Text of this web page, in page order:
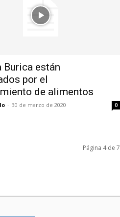
Burica están
por el
de alimentos
- 30 de marzo de 2020 0
Página 4 de 7